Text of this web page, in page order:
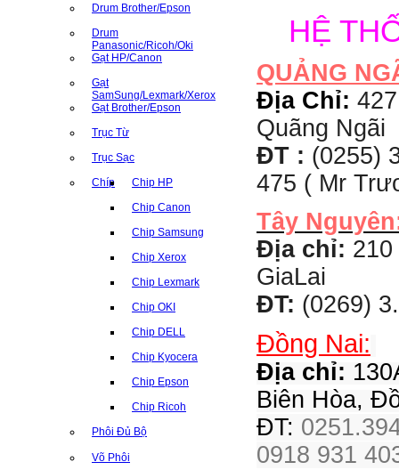
Drum Brother/Epson
Drum
Panasonic/Ricoh/Oki
Gạt HP/Canon
Gạt
SamSung/Lexmark/Xerox
Gạt Brother/Epson
Trục Từ
Trục Sạc
Chíp Chip HP
Chip Canon
Chip Samsung
Chip Xerox
Chip Lexmark
Chip OKI
Chip DELL
Chip Kyocera
Chip Epson
Chip Ricoh
Phôi Đủ Bộ
Võ Phôi
HỆ
QUẢNG
Địa Chỉ:
Quãng Ngãi
ĐT : (0255)
475 ( Mr
Tây
Địa chỉ:
GiaLai
ĐT: (0269)
Đồng Nai:
Địa chỉ:
Biên Hòa,
ĐT:
0918 931